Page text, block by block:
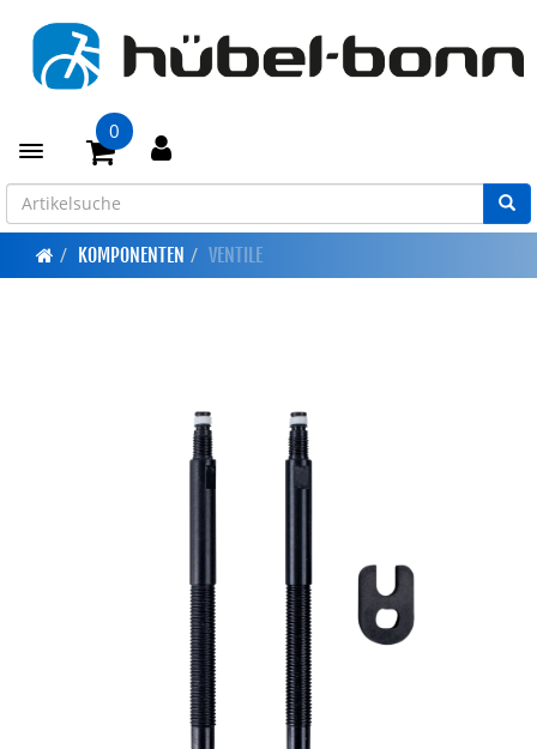
Toggle navigation
0
KOMPONENTEN VENTILE